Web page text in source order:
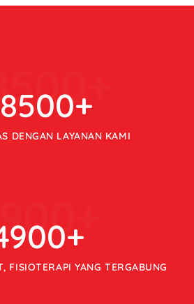
+
DENGAN LAYANAN KAMI
+
+
FISIOTERAPI YANG TERGABUNG